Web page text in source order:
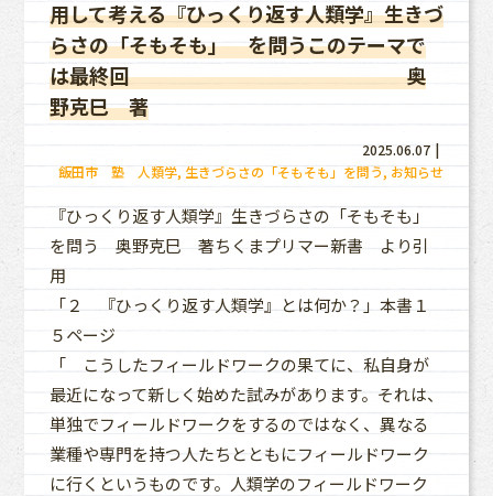
奥野克巳 著
用して考える『ひっくり返す人類学』生きづ
らさの「そもそも」 を問うこのテーマで
は最終回 奥
野克巳 著
2025.06.07
飯田市 塾 人類学 生きづらさの「そもそも」を問う お知らせ
『ひっくり返す人類学』生きづらさの「そもそも」
を問う 奥野克巳 著ちくまプリマー新書 より引
用
「２ 『ひっくり返す人類学』とは何か？」本書１
５ページ
「 こうしたフィールドワークの果てに、私自身が
最近になって新しく始めた試みがあります。それは、
単独でフィールドワークをするのではなく、異なる
業種や専門を持つ人たちとともにフィールドワーク
に行くというものです。人類学のフィールドワーク